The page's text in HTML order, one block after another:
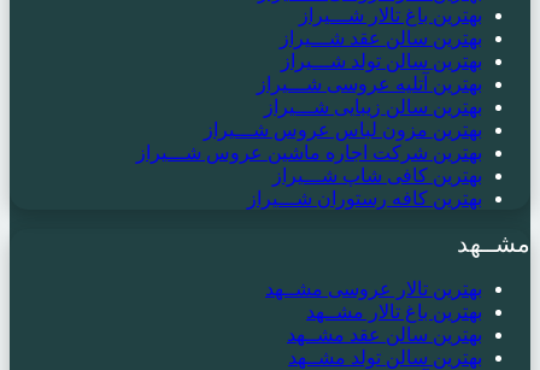
بهترین باغ تالار شـــیراز
بهترین سالن عقد شـــیراز
بهترین سالن تولد شـــیراز
بهترین آتلیه عروسی شـــیراز
بهترین سالن زیبایی شـــیراز
بهترین مزون لباس عروس شـــیراز
بهترین شرکت اجاره ماشین عروس شـــیراز
بهترین کافی شاپ شـــیراز
بهترین کافه رستوران شـــیراز
مشــهد
بهترین تالار عروسی مشــهد
بهترین باغ تالار مشــهد
بهترین سالن عقد مشــهد
بهترین سالن تولد مشــهد